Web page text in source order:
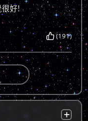
好!
(191)